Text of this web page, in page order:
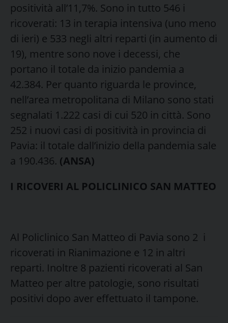
positività all’11,7%. Sono in tutto 546 i
ricoverati: 13 in terapia intensiva (uno meno
di ieri) e 533 negli altri reparti (in aumento di
19), mentre sono nove i decessi, che
portano il totale da inizio pandemia a
42.384. Per quanto riguarda le province,
nell’area metropolitana di Milano sono stati
segnalati 1.222 casi di cui 520 in città. Sono
252 i nuovi casi di positività in provincia di
Pavia: il totale dall’inizio della pandemia sale
a 190.436. (ANSA)
I RICOVERI AL POLICLINICO SAN MATTEO
Al Policlinico San Matteo di Pavia sono 2 i
ricoverati in Rianimazione e 12 in altri
reparti. Inoltre 8 pazienti ricoverati al San
Matteo per altre patologie, sono risultati
positivi dopo aver effettuato il tampone.